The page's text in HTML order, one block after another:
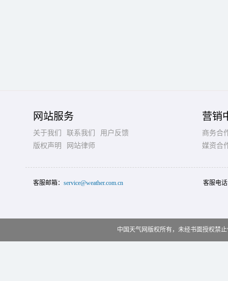
网站服务
关于我们 联系我们
用户反馈
版权声明
网站律师
营销
商务合
媒资合
客服邮箱： service@weather.com.cn 客服电
中国天气网版权所有，未经书面授权